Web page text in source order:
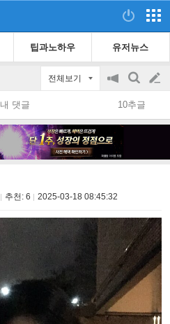
팁과노하우 유저뉴스
전체보기
공
지
on/off
검
색
글
쓰
내 댓글 10추글
추천: 6 2025-03-18 08:45:32